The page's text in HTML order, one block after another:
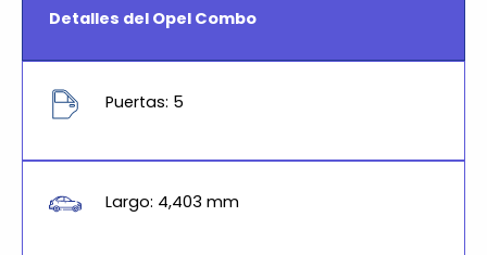
Detalles del Opel Combo
Puertas: 5
Largo: 4,403 mm